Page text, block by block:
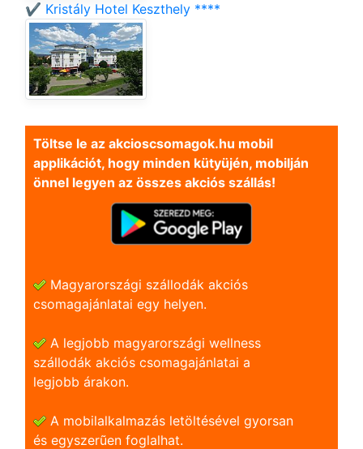
✔️ Kristály Hotel Keszthely ****
Töltse le az akcioscsomagok.hu mobil
applikációt, hogy minden kütyüjén, mobilján
önnel legyen az összes akciós szállás!
Magyarországi szállodák akciós
csomagajánlatai egy helyen.
A legjobb magyarországi wellness
szállodák akciós csomagajánlatai a
legjobb árakon.
A mobilalkalmazás letöltésével gyorsan
és egyszerũen foglalhat.